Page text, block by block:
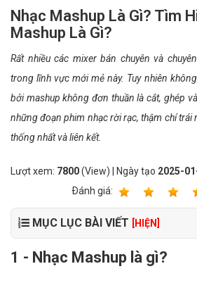
Nhạc Mashup Là Gì? Tìm
Mashup Là Gì?
Rất nhiều các mixer bán chuyên và
trong lĩnh vực mới mẻ này. Tuy nhiên
bởi mashup không đơn thuần là cắt, ghép
những đoạn phim nhạc rời rạc, thậm chí trái
thống nhất và liên kết.
Lượt xem: 7800(View) | Ngày tạo 2025-
Ðánh giá:
MỤC LỤC BÀI VIẾT [HIỆN]
1 - Nhạc Mashup là gì?